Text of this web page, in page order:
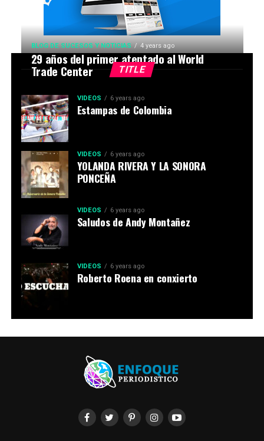
TITLE
BLOG DE SUCESOS Y NOTICIAS 4 years ago
29 años del primer atentado al World
Trade Center
VIDEOS 6 years ago
Estampas de Colombia
VIDEOS 6 years ago
YOLANDA RIVERA Y LA SONORA
PONCEÑA
VIDEOS 6 years ago
Saludos de Andy Montañez
VIDEOS 6 years ago
Roberto Roena en conxierto